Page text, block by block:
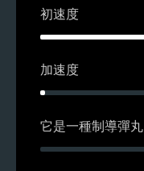
初速度
加速度
它是一種制導彈丸